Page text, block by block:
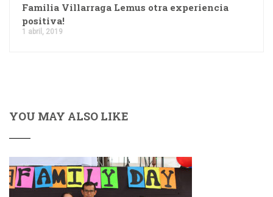
Familia Villarraga Lemus otra experiencia
positiva!
1 abril, 2019
YOU MAY ALSO LIKE